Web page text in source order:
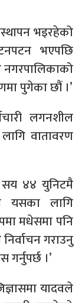
भइरहेको
भएपछि
नगरपालिकाको
पुगेका छौं ।’
लगनशील
वातावरण
सय ४४ युनिटमै
यसका लागि
मधेसमा पनि
गराउनु
।’
यादवले